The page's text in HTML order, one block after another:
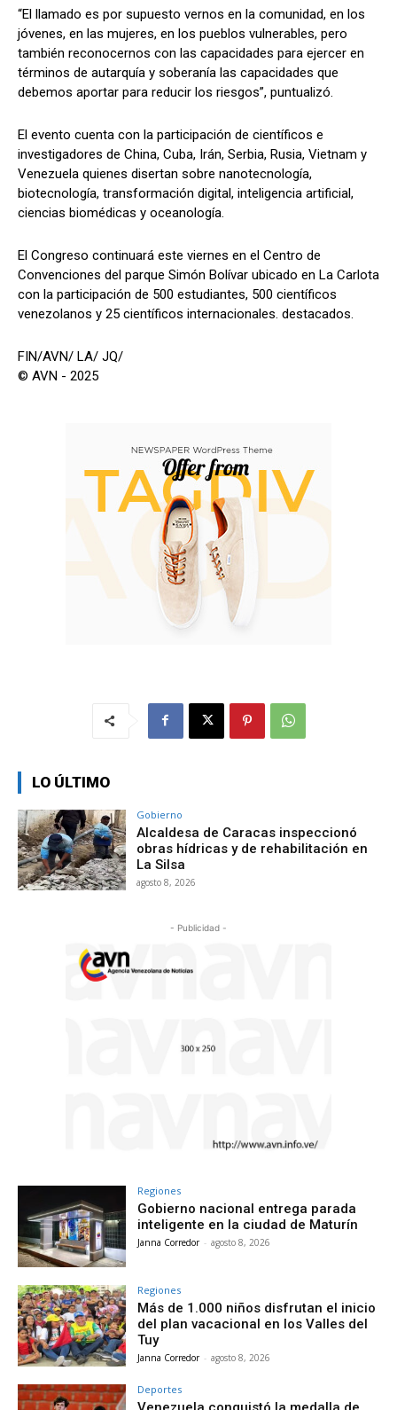
“El llamado es por supuesto vernos en la comunidad, en los
jóvenes, en las mujeres, en los pueblos vulnerables, pero
también reconocernos con las capacidades para ejercer en
términos de autarquía y soberanía las capacidades que
debemos aportar para reducir los riesgos”, puntualizó.
El evento cuenta con la participación de científicos e
investigadores de China, Cuba, Irán, Serbia, Rusia, Vietnam y
Venezuela quienes disertan sobre nanotecnología,
biotecnología, transformación digital, inteligencia artificial,
ciencias biomédicas y oceanología.
El Congreso continuará este viernes en el Centro de
Convenciones del parque Simón Bolívar ubicado en La Carlota
con la participación de 500 estudiantes, 500 científicos
venezolanos y 25 científicos internacionales. destacados.
FIN/AVN/ LA/ JQ/
© AVN - 2025
LO ÚLTIMO
Gobierno
Alcaldesa de Caracas inspeccionó
obras hídricas y de rehabilitación en
La Silsa
agosto 8, 2026
- Publicidad -
Regiones
Gobierno nacional entrega parada
inteligente en la ciudad de Maturín
Janna Corredor - agosto 8, 2026
Regiones
Más de 1.000 niños disfrutan el inicio
del plan vacacional en los Valles del
Tuy
Janna Corredor - agosto 8, 2026
Deportes